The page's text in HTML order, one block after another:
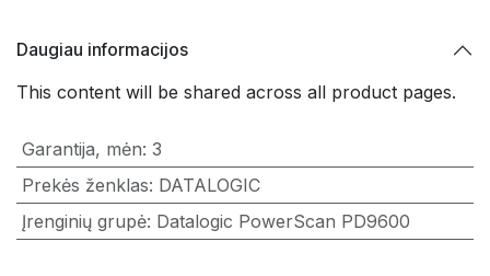
Daugiau informacijos
This content will be shared across all product pages.
Garantija, mėn: 3
Prekės ženklas: DATALOGIC
Įrenginių grupė: Datalogic PowerScan PD9600